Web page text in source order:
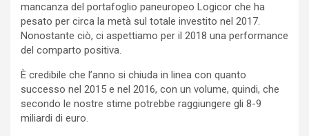
mancanza del portafoglio paneuropeo Logicor che ha
pesato per circa la metà sul totale investito nel 2017.
Nonostante ciò, ci aspettiamo per il 2018 una performance
del comparto positiva.
È credibile che l’anno si chiuda in linea con quanto
successo nel 2015 e nel 2016, con un volume, quindi, che
secondo le nostre stime potrebbe raggiungere gli 8-9
miliardi di euro.